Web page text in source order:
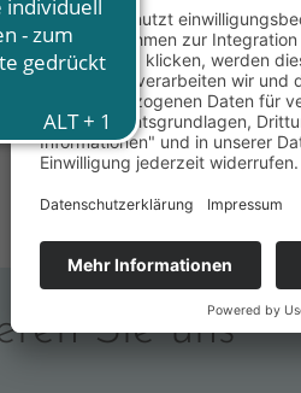
Sie uns